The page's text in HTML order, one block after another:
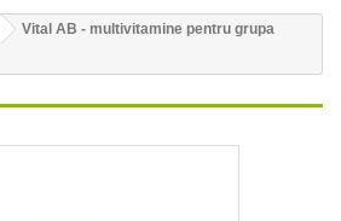
Vital AB - multivitamine pentru grupa